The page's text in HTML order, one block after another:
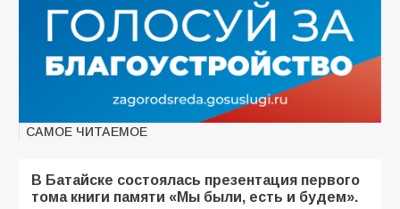
САМОЕ ЧИТАЕМОЕ
В Батайске состоялась презентация первого
тома книги памяти «Мы были, есть и будем».